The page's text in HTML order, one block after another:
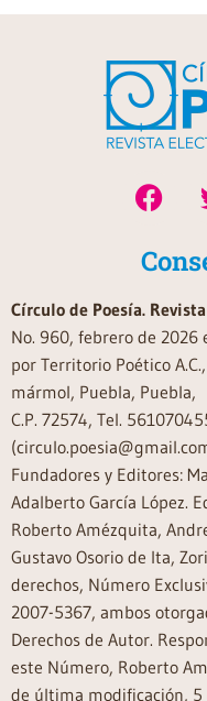
Círculo de Poesía.
No. 960, febrero de
por Territorio Poético
mármol, Puebla, Puebla,
C.P. 72574, Tel.
Fundadores y Editores:
Adalberto García López.
Roberto Amézquita,
Gustavo Osorio de Ita,
derechos, Número
2007-5367, ambos
Derechos de Autor.
este Número, Roberto
de última modificación,